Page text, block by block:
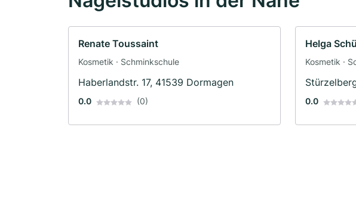
Renate Toussaint
Kosmetik · Schminkschule
Haberlandstr. 17, 41539 Dormagen
0.0 (0)
Helga
Kosmetik ·
0.0